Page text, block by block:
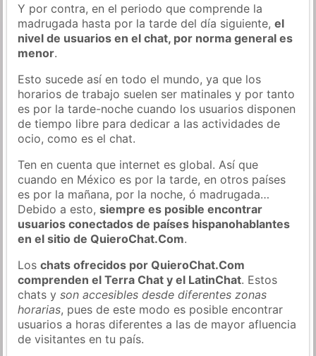
Y por contra, en el periodo que comprende la
madrugada hasta por la tarde del día siguiente,el
nivel de usuarios en el chat, por norma general es
menor.
Esto sucede así en todo el mundo, ya que los
horarios de trabajo suelen ser matinales y por tanto
es por la tarde-noche cuando los usuarios disponen
de tiempo libre para dedicar a las actividades de
ocio, como es el chat.
Ten en cuenta que internet es global. Así que
cuando en México es por la tarde, en otros países
es por la mañana, por la noche, ó madrugada…
Debido a esto,siempre es posible encontrar
usuarios conectados de países hispanohablantes
en el sitio de QuieroChat.Com.
Loschats ofrecidos por QuieroChat.Com
comprenden el Terra Chat y el LatinChat. Estos
chats yson accesibles desde diferentes zonas
horarias, pues de este modo es posible encontrar
usuarios a horas diferentes a las de mayor afluencia
de visitantes en tu país.